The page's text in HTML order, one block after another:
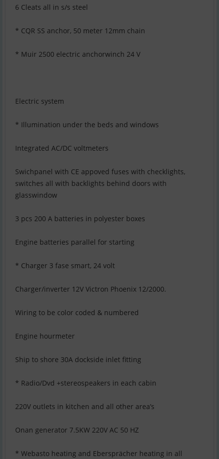
6 Cleats all in s/s steel
* CQR SS anchor, 50 meter 12mm chain
* Muir 2500 electric anchorwinch 24 V
Electric system
* Illumination under the beds and windows
Integrated AC/DC voltmeters
Swichpanel with CE appoved fuses with checklights,
switches all with backlights behind doors with
glasswindow
3 pcs 200 A batteries in polyester boxes
Engine batteries parallel for starting
* Charger 3 fase smart, 24 volt
Charger/inverter 12V Victron Phoenix 12/2000.
Wiring to be color coded & numbered
Engine hourmeter
Ship to shore 30A dockside inlet fitting
* Radio/Dvd +stereospeakers in each cabin
220V outlets in kitchen and all other area’s
Onan generator 7.5KW 220V AC 50 HZ
* Webasto heating and Ebersprächer heating in all